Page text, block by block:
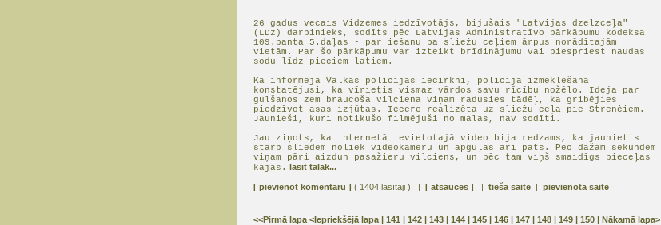
26 gadus vecais Vidzemes iedzīvotājs, bijušais "Latvijas dzelzceļa"
(LDz) darbinieks, sodīts pēc Latvijas Administratīvo pārkāpumu kodeksa
109.panta 5.daļas - par iešanu pa sliežu ceļiem ārpus norādītajām
vietām. Par šo pārkāpumu var izteikt brīdinājumu vai piespriest naudas
sodu līdz pieciem latiem.
Kā informēja Valkas policijas iecirknī, policija izmeklēšanā
konstatējusi, ka vīrietis vismaz vārdos savu rīcību nožēlo. Ideja par
gulšanos zem braucoša vilciena viņam radusies tādēļ, ka gribējies
piedzīvot asas izjūtas. Iecere realizēta uz sliežu ceļa pie Strenčiem.
Jaunieši, kuri notikušo filmējuši no malas, nav sodīti.
Jau ziņots, ka internetā ievietotajā video bija redzams, ka jaunietis
starp sliedēm noliek videokameru un apguļas arī pats. Pēc dažām sekundēm
viņam pāri aizdun pasažieru vilciens, un pēc tam viņš smaidīgs pieceļas
kājās. lasīt tālāk...
[ pievienot komentāru ] ( 1404 lasītāji ) | [ atsauces ] | tiešā saite | pievienotā saite
<<Pirmā lapa <Iepriekšējā lapa | 141 | 142 | 143 | 144 | 145 | 146 | 147 | 148 | 149 | 150 | Nākamā lapa>